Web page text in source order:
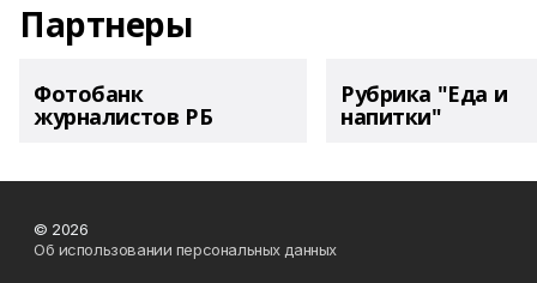
Партнеры
Фотобанк
журналистов РБ
Рубрика "Еда и
напитки"
© 2026
Об использовании персональных данных